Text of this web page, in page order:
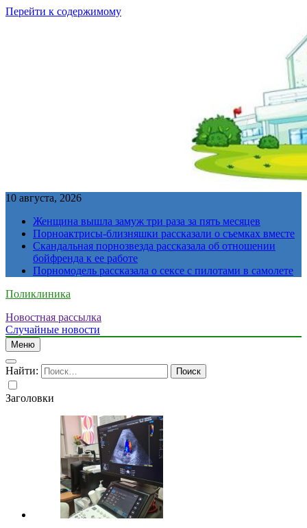
Перейти к содержимому
10 августа, 2026
Женщина вышла замуж три раза за пять месяцев
Порноактрисы-близняшки рассказали о съемках вместе
Скандальная порнозвезда рассказала об отношении
бойфренда к ее работе
Порномодель рассказала о сексе с пилотами в самолете
Поликлиника
Новостная рассылка
Случайные новости
Меню
Найти:
Заголовки